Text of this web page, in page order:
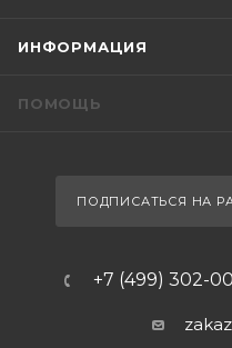
ИНФОРМАЦИЯ
ПОМОЩЬ
ПОДПИСАТЬСЯ НА
+7 (499) 302-